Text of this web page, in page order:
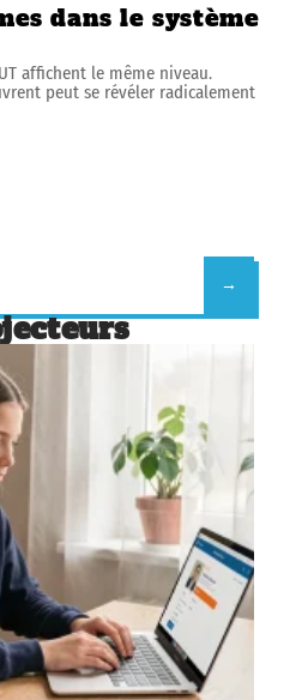
dans le système
affichent le même niveau.
peut se révéler radicalement